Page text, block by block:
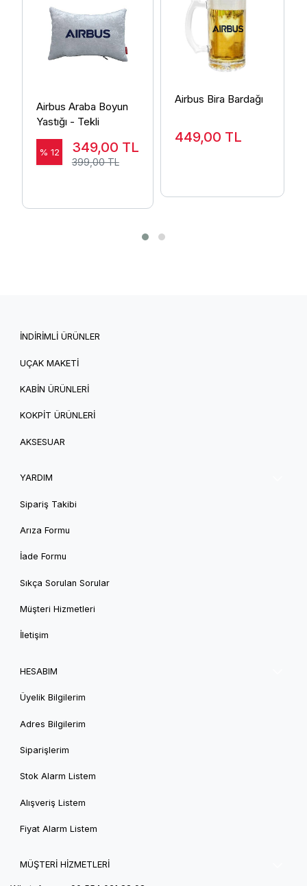
Airbus Araba Boyun
Yastığı - Tekli
% 12 349,00 TL
399,00 TL
Airbus Bira Bardağı
449,00 TL
İNDİRİMLİ ÜRÜNLER
UÇAK MAKETİ
KABİN ÜRÜNLERİ
KOKPİT ÜRÜNLERİ
AKSESUAR
YARDIM
Sipariş Takibi
Arıza Formu
İade Formu
Sıkça Sorulan Sorular
Müşteri Hizmetleri
İletişim
HESABIM
Üyelik Bilgilerim
Adres Bilgilerim
Siparişlerim
Stok Alarm Listem
Alışveriş Listem
Fiyat Alarm Listem
MÜŞTERİ HİZMETLERİ